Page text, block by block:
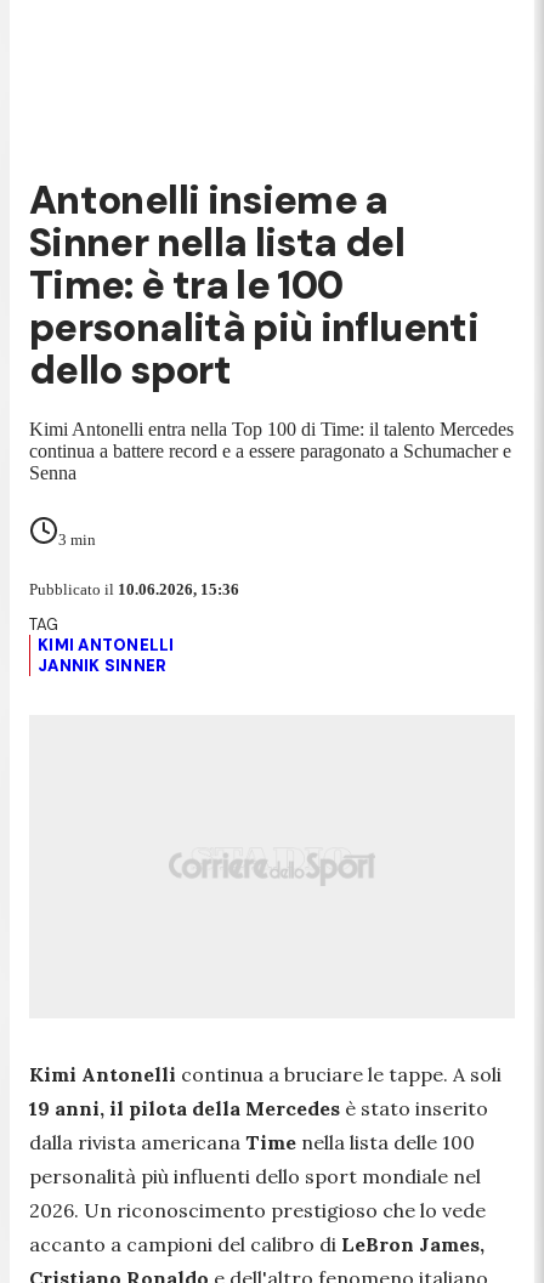
Antonelli insieme a
Sinner nella lista del
Time: è tra le 100
personalità più influenti
dello sport
Kimi Antonelli entra nella Top 100 di Time: il talento Mercedes
continua a battere record e a essere paragonato a Schumacher e
Senna
3 min
Pubblicato il 10.06.2026, 15:36
KIMI ANTONELLI
JANNIK SINNER
Kimi Antonelli continua a bruciare le tappe. A soli
19 anni, il pilota della Mercedes è stato inserito
dalla rivista americana Time nella lista delle 100
personalità più influenti dello sport mondiale nel
2026. Un riconoscimento prestigioso che lo vede
accanto a campioni del calibro di LeBron James,
Cristiano Ronaldo e dell'altro fenomeno italiano